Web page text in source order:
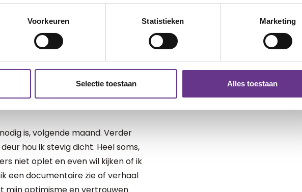
Voorkeuren Statistieken Marketing
Selectie toestaan Alles toestaan
opgetrokken en kijken in stilte naar
vormloze wezens. Em
zal goedkeuren. Ze schelen iets
echt in ieder geval. Morgen, dat
is, volgende maand. Verder
hou ik stevig dicht. Heel soms,
niet oplet en even wil kijken of ik
een documentaire zie of verhaal